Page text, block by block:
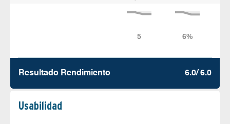
Resultado Rendimiento 6.0/ 6.0
Usabilidad